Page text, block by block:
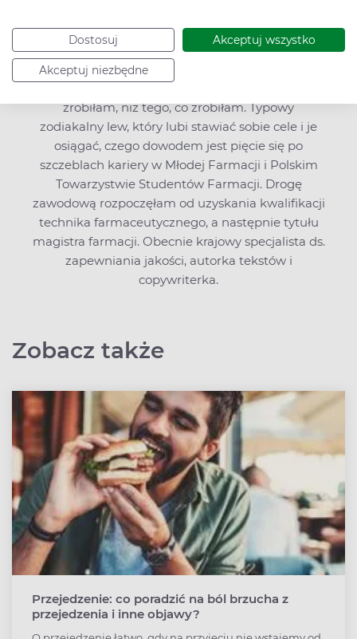
Dostosuj Akceptuj wszystko
Akceptuj niezbędne
Mgr farm. Marianna Krajewska
zrobiłam, niż tego, co zrobiłam. Typowy
zodiakalny lew, który lubi stawiać sobie cele i je
osiągać, czego dowodem jest pięcie się po
szczeblach kariery w Młodej Farmacji i Polskim
Towarzystwie Studentów Farmacji. Drogę
zawodową rozpoczęłam od uzyskania kwalifikacji
technika farmaceutycznego, a następnie tytułu
magistra farmacji. Obecnie krajowy specjalista ds.
zapewniania jakości, autorka tekstów i
copywriterka.
Zobacz także
Przejedzenie: co poradzić na ból brzucha z
przejedzenia i inne objawy?